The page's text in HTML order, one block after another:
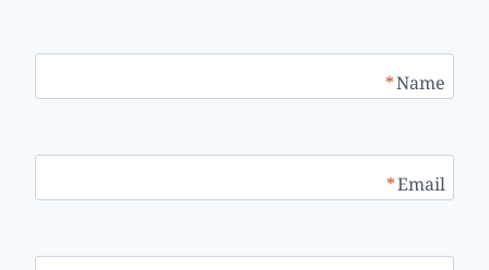
Name
*
Email
*